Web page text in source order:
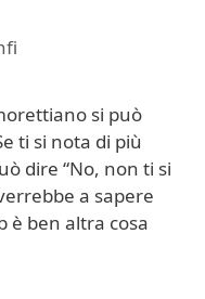
si può
ti si nota di più
dire “No, non ti si
a sapere
è ben altra cosa